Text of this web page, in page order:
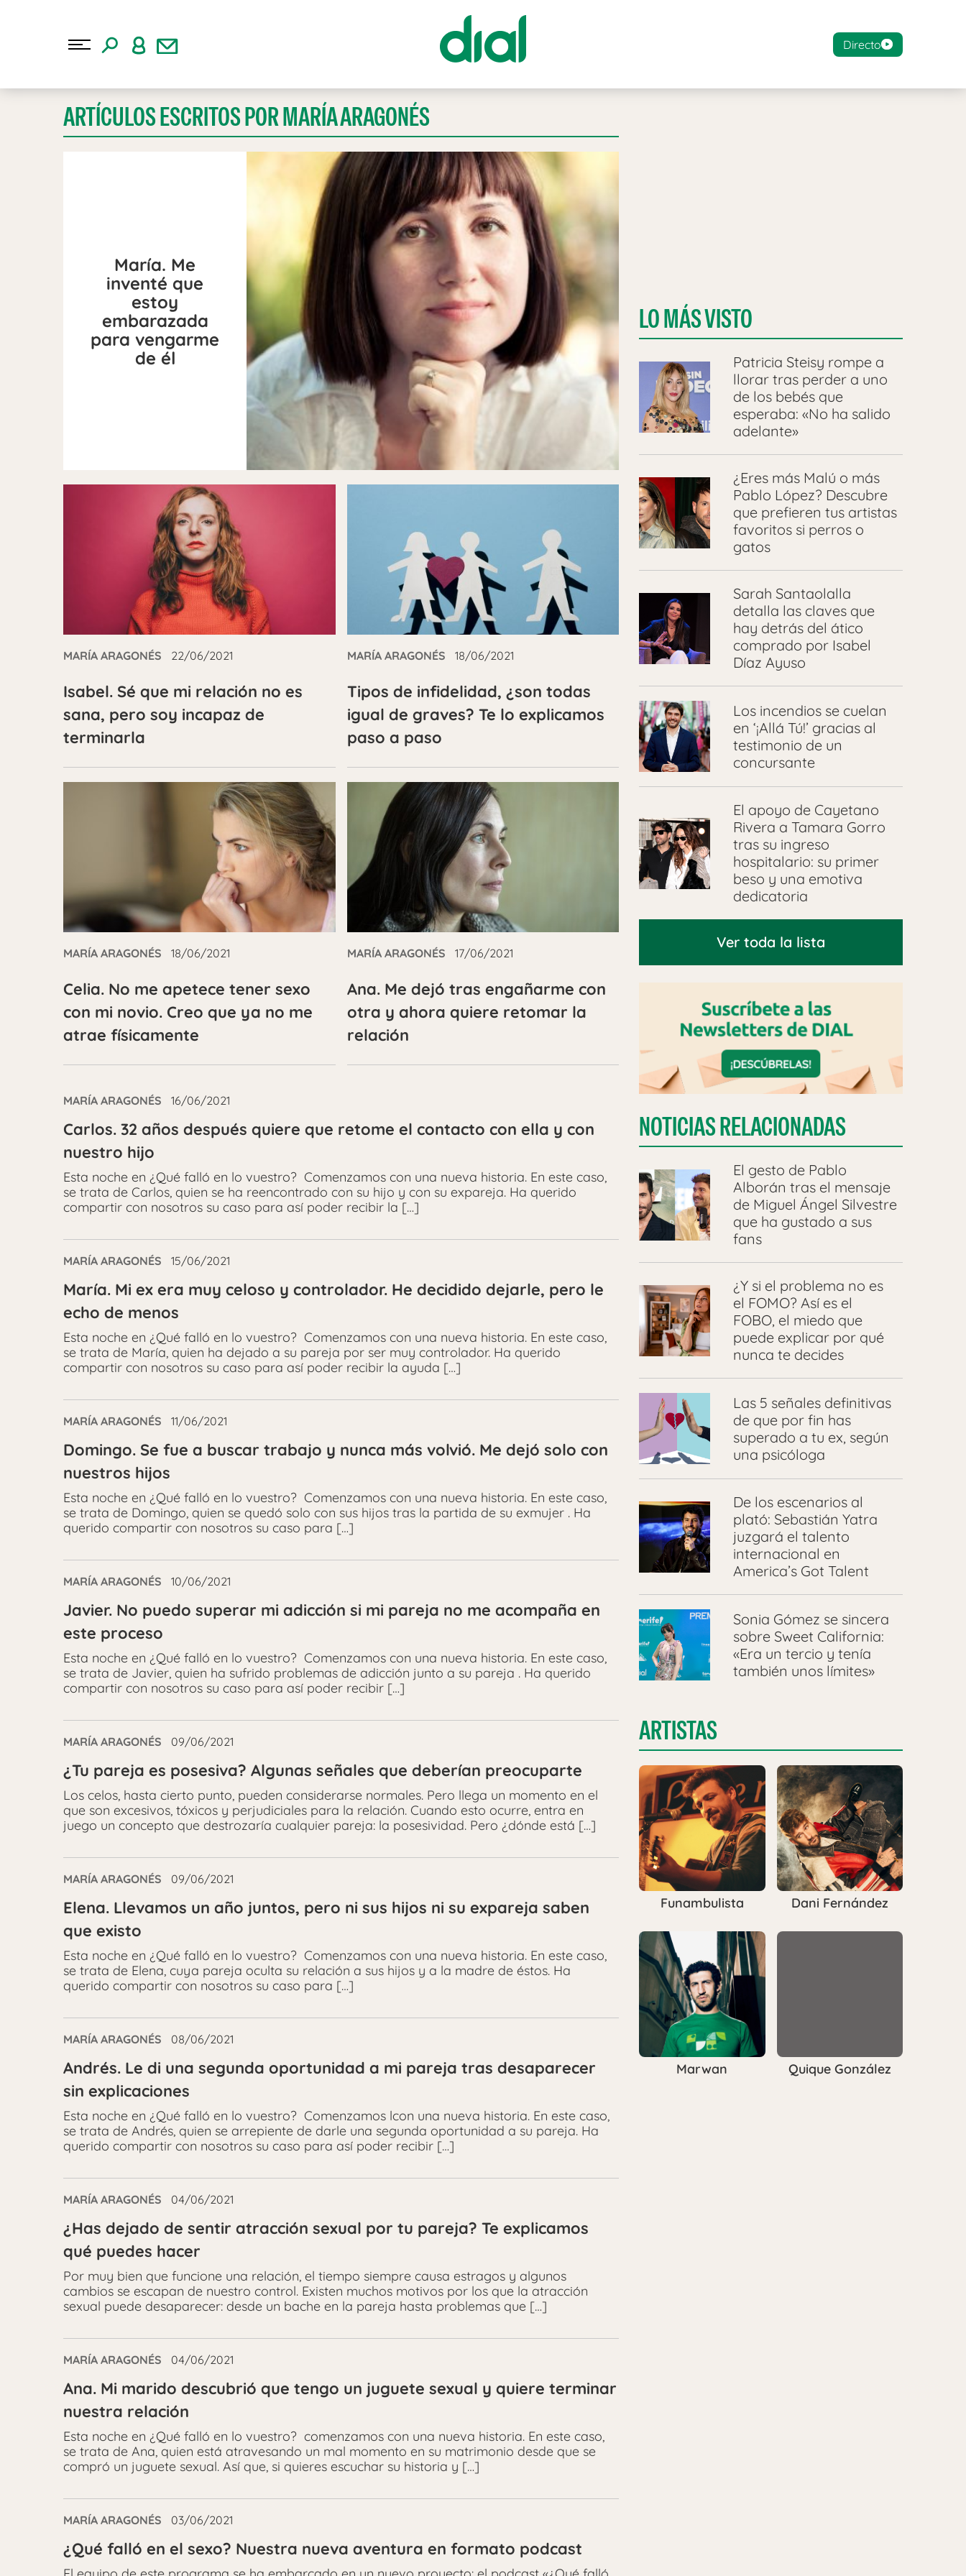
Directo
ARTÍCULOS ESCRITOS POR MARÍA ARAGONÉS
María. Me
inventé que
estoy
embarazada
para vengarme
de él
MARÍA ARAGONÉS 22/06/2021
Isabel. Sé que mi relación no es
sana, pero soy incapaz de
terminarla
MARÍA ARAGONÉS 18/06/2021
Tipos de infidelidad, ¿son todas
igual de graves? Te lo explicamos
paso a paso
MARÍA ARAGONÉS 18/06/2021
Celia. No me apetece tener sexo
con mi novio. Creo que ya no me
atrae físicamente
MARÍA ARAGONÉS 17/06/2021
Ana. Me dejó tras engañarme con
otra y ahora quiere retomar la
relación
MARÍA ARAGONÉS 16/06/2021
Carlos. 32 años después quiere que retome el contacto con ella y con
nuestro hijo
Esta noche en ¿Qué falló en lo vuestro? Comenzamos con una nueva historia. En este caso,
se trata de Carlos, quien se ha reencontrado con su hijo y con su expareja. Ha querido
compartir con nosotros su caso para así poder recibir la […]
MARÍA ARAGONÉS 15/06/2021
María. Mi ex era muy celoso y controlador. He decidido dejarle, pero le
echo de menos
Esta noche en ¿Qué falló en lo vuestro? Comenzamos con una nueva historia. En este caso,
se trata de María, quien ha dejado a su pareja por ser muy controlador. Ha querido
compartir con nosotros su caso para así poder recibir la ayuda […]
MARÍA ARAGONÉS 11/06/2021
Domingo. Se fue a buscar trabajo y nunca más volvió. Me dejó solo con
nuestros hijos
Esta noche en ¿Qué falló en lo vuestro? Comenzamos con una nueva historia. En este caso,
se trata de Domingo, quien se quedó solo con sus hijos tras la partida de su exmujer . Ha
querido compartir con nosotros su caso para […]
MARÍA ARAGONÉS 10/06/2021
Javier. No puedo superar mi adicción si mi pareja no me acompaña en
este proceso
Esta noche en ¿Qué falló en lo vuestro? Comenzamos con una nueva historia. En este caso,
se trata de Javier, quien ha sufrido problemas de adicción junto a su pareja . Ha querido
compartir con nosotros su caso para así poder recibir […]
MARÍA ARAGONÉS 09/06/2021
¿Tu pareja es posesiva? Algunas señales que deberían preocuparte
Los celos, hasta cierto punto, pueden considerarse normales. Pero llega un momento en el
que son excesivos, tóxicos y perjudiciales para la relación. Cuando esto ocurre, entra en
juego un concepto que destrozaría cualquier pareja: la posesividad. Pero ¿dónde está […]
MARÍA ARAGONÉS 09/06/2021
Elena. Llevamos un año juntos, pero ni sus hijos ni su expareja saben
que existo
Esta noche en ¿Qué falló en lo vuestro? Comenzamos con una nueva historia. En este caso,
se trata de Elena, cuya pareja oculta su relación a sus hijos y a la madre de éstos. Ha
querido compartir con nosotros su caso para […]
MARÍA ARAGONÉS 08/06/2021
Andrés. Le di una segunda oportunidad a mi pareja tras desaparecer
sin explicaciones
Esta noche en ¿Qué falló en lo vuestro? Comenzamos lcon una nueva historia. En este caso,
se trata de Andrés, quien se arrepiente de darle una segunda oportunidad a su pareja. Ha
querido compartir con nosotros su caso para así poder recibir […]
MARÍA ARAGONÉS 04/06/2021
¿Has dejado de sentir atracción sexual por tu pareja? Te explicamos
qué puedes hacer
Por muy bien que funcione una relación, el tiempo siempre causa estragos y algunos
cambios se escapan de nuestro control. Existen muchos motivos por los que la atracción
sexual puede desaparecer: desde un bache en la pareja hasta problemas que […]
MARÍA ARAGONÉS 04/06/2021
Ana. Mi marido descubrió que tengo un juguete sexual y quiere terminar
nuestra relación
Esta noche en ¿Qué falló en lo vuestro? comenzamos con una nueva historia. En este caso,
se trata de Ana, quien está atravesando un mal momento en su matrimonio desde que se
compró un juguete sexual. Así que, si quieres escuchar su historia y […]
MARÍA ARAGONÉS 03/06/2021
¿Qué falló en el sexo? Nuestra nueva aventura en formato podcast
LO MÁS VISTO
Patricia Steisy rompe a
llorar tras perder a uno
de los bebés que
esperaba: «No ha salido
adelante»
¿Eres más Malú o más
Pablo López? Descubre
que prefieren tus artistas
favoritos si perros o
gatos
Sarah Santaolalla
detalla las claves que
hay detrás del ático
comprado por Isabel
Díaz Ayuso
Los incendios se cuelan
en ‘¡Allá Tú!’ gracias al
testimonio de un
concursante
El apoyo de Cayetano
Rivera a Tamara Gorro
tras su ingreso
hospitalario: su primer
beso y una emotiva
dedicatoria
Ver toda la lista
NOTICIAS RELACIONADAS
El gesto de Pablo
Alborán tras el mensaje
de Miguel Ángel Silvestre
que ha gustado a sus
fans
¿Y si el problema no es
el FOMO? Así es el
FOBO, el miedo que
puede explicar por qué
nunca te decides
Las 5 señales definitivas
de que por fin has
superado a tu ex, según
una psicóloga
De los escenarios al
plató: Sebastián Yatra
juzgará el talento
internacional en
America’s Got Talent
Sonia Gómez se sincera
sobre Sweet California:
«Era un tercio y tenía
también unos límites»
ARTISTAS
Funambulista Dani Fernández
Marwan Quique González